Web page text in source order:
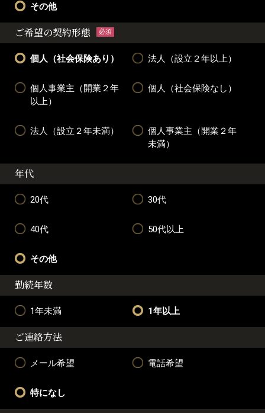
その他
ご希望の契約形態 必須
個人（社会保険あり） 法人（設立２年以上）
個人事業主（開業２年
以上）
個人（社会保険なし）
法人（設立２年未満）
個人事業主（開業２年
未満）
年代
20代 30代
40代 50代以上
その他
勤続年数
1年未満 1年以上
ご連絡方法
メール希望 電話希望
特になし